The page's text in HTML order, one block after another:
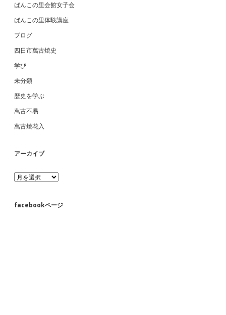
ばんこの里会館女子会
ばんこの里体験講座
ブログ
四日市萬古焼史
学び
未分類
歴史を学ぶ
萬古不易
萬古焼花入
アーカイブ
ア
ー
イ
facebookページ